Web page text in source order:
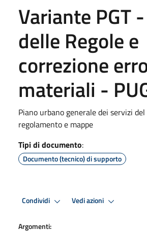
Variante PGT
delle Regole e
correzione
materiali -
Piano urbano generale dei servizi
regolamento e mappe
Tipi di documento:
Documento (tecnico) di supporto
Condividi Vedi azioni
Argomenti: